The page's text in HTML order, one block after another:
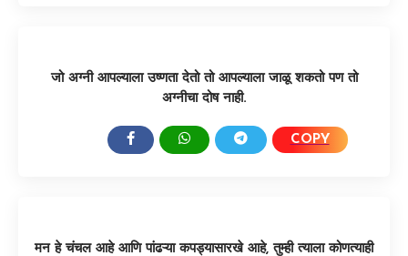
जो अग्नी आपल्याला उष्णता देतो तो आपल्याला जाळू शकतो पण तो
अग्नीचा दोष नाही.
COPY
मन हे चंचल आहे आणि पांढऱ्या कपड्यासारखे आहे, तुम्ही त्याला कोणत्याही